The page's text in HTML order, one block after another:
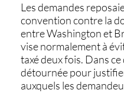
Les demandes
convention contre la
entre Washington et
vise normalement à
taxé deux fois. Dans
détournée pour
auxquels les